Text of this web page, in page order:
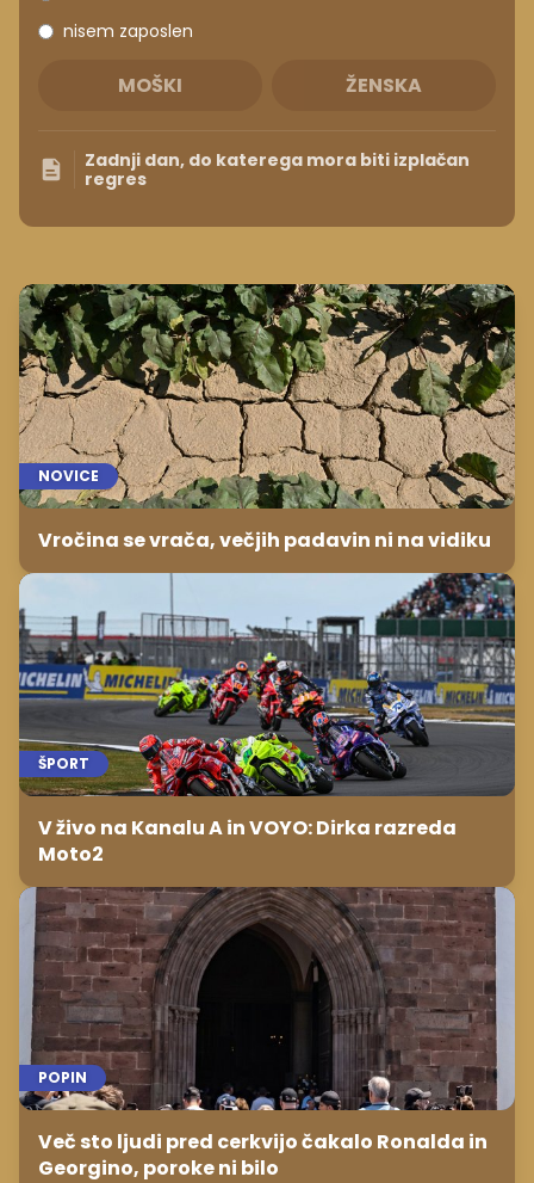
nisem zaposlen
MOŠKI ŽENSKA
Zadnji dan, do katerega mora biti izplačan
regres
NOVICE
Vročina se vrača, večjih padavin ni na vidiku
ŠPORT
V živo na Kanalu A in VOYO: Dirka razreda
Moto2
POPIN
Več sto ljudi pred cerkvijo čakalo Ronalda in
Georgino, poroke ni bilo